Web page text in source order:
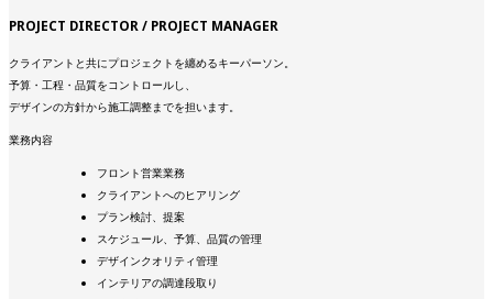
PROJECT DIRECTOR / PROJECT MANAGER
クライアントと共にプロジェクトを纏めるキーパーソン。
予算・工程・品質をコントロールし、
デザインの方針から施工調整までを担います。
業務内容
フロント営業業務
クライアントへのヒアリング
プラン検討、提案
スケジュール、予算、品質の管理
デザインクオリティ管理
インテリアの調達段取り